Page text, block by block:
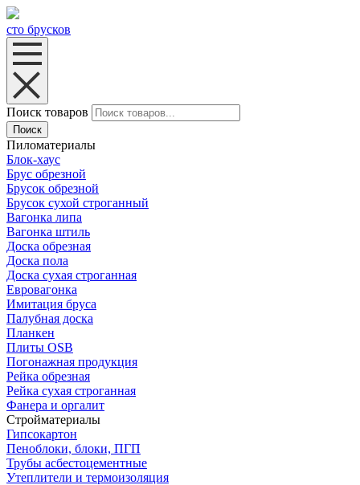
сто брусков
Поиск товаров
Поиск
Пиломатериалы
Блок-хаус
Брус обрезной
Брусок обрезной
Брусок сухой строганный
Вагонка липа
Вагонка штиль
Доска обрезная
Доска пола
Доска сухая строганная
Евровагонка
Имитация бруса
Палубная доска
Планкен
Плиты OSB
Погонажная продукция
Рейка обрезная
Рейка сухая строганная
Фанера и оргалит
Стройматериалы
Гипсокартон
Пеноблоки, блоки, ПГП
Трубы асбестоцементные
Утеплители и термоизоляция